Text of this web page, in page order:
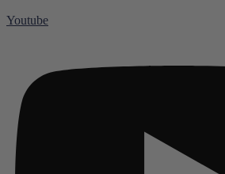
Youtube